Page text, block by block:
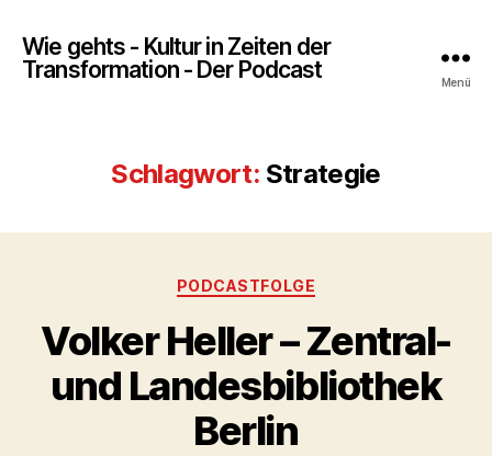
Wie gehts - Kultur in Zeiten der
Transformation - Der Podcast
Menü
Schlagwort: Strategie
Kategorien
PODCASTFOLGE
Volker Heller – Zentral-
und Landesbibliothek
Berlin